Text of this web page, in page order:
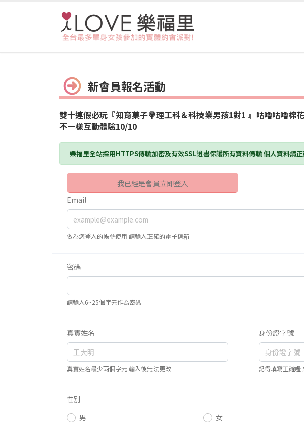
新會員報名活動
雙十連假必玩『知育菓子🍭理工科＆科技業男孩1對1 』咕嚕咕嚕
不一樣互動體驗10/10
樂福里全站採用HTTPS傳輸加密及有效SSL證書保護所有資料傳輸 個人資料請
我已經是會員立即登入
Email
做為您登入的帳號使用 請輸入正確的電子信箱
密碼
請輸入6~25個字元作為密碼
真實姓名
真實姓名最少兩個字元 輸入後無法更改
身份證字號
記得填寫正確喔
性別
男
女